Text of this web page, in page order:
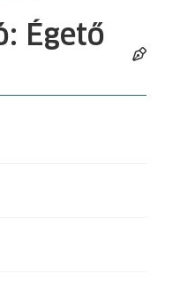
Égető